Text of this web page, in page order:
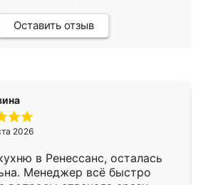
Оставить отзыв
2026
в Ренессанс, осталась
Менеджер всё быстро